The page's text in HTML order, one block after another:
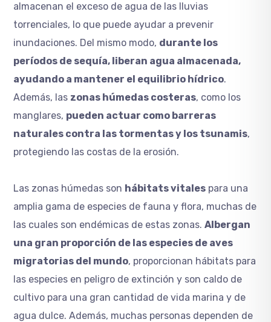
almacenan el exceso de agua de las lluvias
torrenciales, lo que puede ayudar a prevenir
inundaciones. Del mismo modo, durante los
períodos de sequía, liberan agua almacenada,
ayudando a mantener el equilibrio hídrico.
Además, las zonas húmedas costeras, como los
manglares, pueden actuar como barreras
naturales contra las tormentas y los tsunamis,
protegiendo las costas de la erosión.
Las zonas húmedas son hábitats vitales para una
amplia gama de especies de fauna y flora, muchas de
las cuales son endémicas de estas zonas. Albergan
una gran proporción de las especies de aves
migratorias del mundo, proporcionan hábitats para
las especies en peligro de extinción y son caldo de
cultivo para una gran cantidad de vida marina y de
agua dulce. Además, muchas personas dependen de